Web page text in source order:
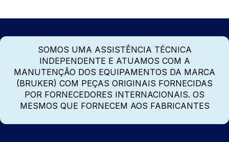
SOMOS UMA ASSISTÊNCIA TÉCNICA
INDEPENDENTE E ATUAMOS COM A
MANUTENÇÃO DOS EQUIPAMENTOS DA MARCA
(BRUKER) COM PEÇAS ORIGINAIS FORNECIDAS
POR FORNECEDORES INTERNACIONAIS. OS
MESMOS QUE FORNECEM AOS FABRICANTES